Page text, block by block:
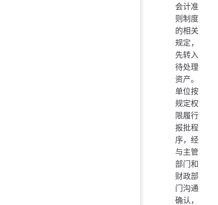
会计准
则制度
的相关
规定，
先转入
待处理
资产。
单位按
规定权
限履行
报批程
序，经
与主管
部门和
财政部
门沟通
确认，